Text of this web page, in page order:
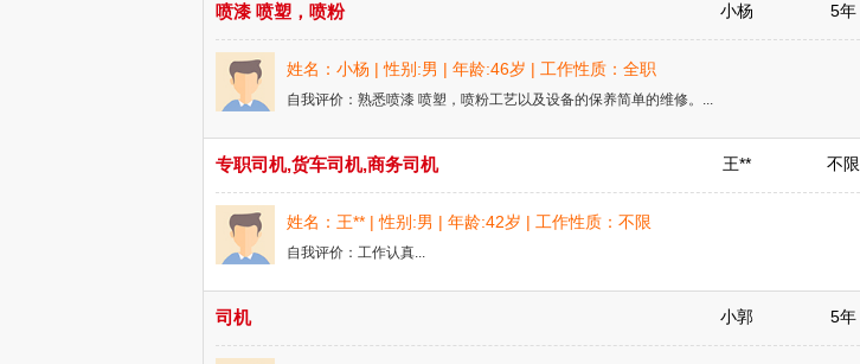
喷漆 喷塑，喷粉 小杨 5年
姓名：小杨 | 性别:男 | 年龄:46岁 | 工作性质：全职
自我评价：熟悉喷漆 喷塑，喷粉工艺以及设备的保养简单的维修。...
专职司机,货车司机,商务司机 王** 不限
姓名：王** | 性别:男 | 年龄:42岁 | 工作性质：不限
自我评价：工作认真...
司机 小郭 5年